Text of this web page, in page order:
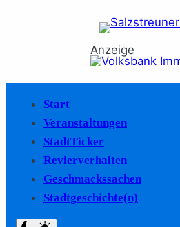
Anzeige
Start
Veranstaltungen
StadtTicker
Revierverhalten
Geschmackssachen
Stadtgeschichte(n)